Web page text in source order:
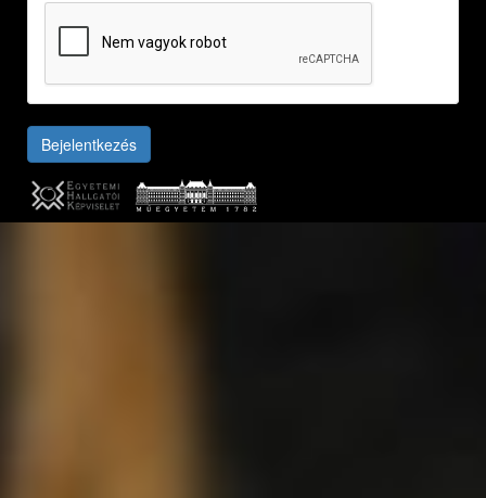
Bejelentkezés